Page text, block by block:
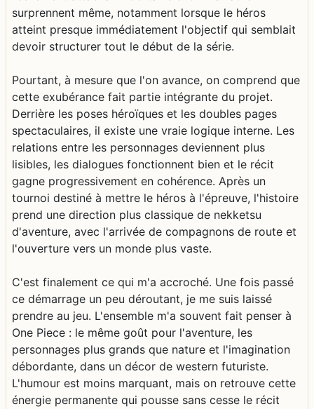
surprennent même, notamment lorsque le héros
atteint presque immédiatement l'objectif qui semblait
devoir structurer tout le début de la série.
Pourtant, à mesure que l'on avance, on comprend que
cette exubérance fait partie intégrante du projet.
Derrière les poses héroïques et les doubles pages
spectaculaires, il existe une vraie logique interne. Les
relations entre les personnages deviennent plus
lisibles, les dialogues fonctionnent bien et le récit
gagne progressivement en cohérence. Après un
tournoi destiné à mettre le héros à l'épreuve, l'histoire
prend une direction plus classique de nekketsu
d'aventure, avec l'arrivée de compagnons de route et
l'ouverture vers un monde plus vaste.
C'est finalement ce qui m'a accroché. Une fois passé
ce démarrage un peu déroutant, je me suis laissé
prendre au jeu. L'ensemble m'a souvent fait penser à
One Piece : le même goût pour l'aventure, les
personnages plus grands que nature et l'imagination
débordante, dans un décor de western futuriste.
L'humour est moins marquant, mais on retrouve cette
énergie permanente qui pousse sans cesse le récit